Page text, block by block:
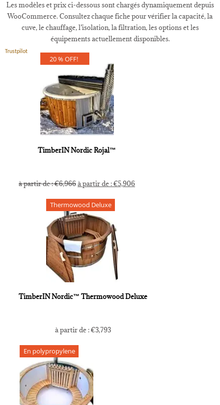
Les modèles et prix ci-dessous sont chargés dynamiquement depuis
WooCommerce. Consultez chaque fiche pour vérifier la capacité, la
cuve, le chauffage, l’isolation, la filtration, les options et les
équipements actuellement disponibles.
Trustpilot
20 % OFF!
TimberIN Nordic Rojal™
à partir de :€6,966à partir de :€5,906
Thermowood Deluxe
TimberIN Nordic™ Thermowood Deluxe
à partir de :€3,793
En polypropylene